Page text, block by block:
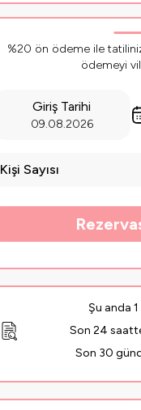
%20 ön ödeme ile
ödemeyi
Giriş Tarihi
09.08.2026
Kişi Sayısı
Şu anda
Son 24
Son 30